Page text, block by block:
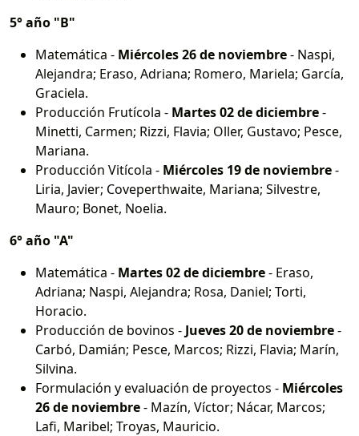
5° año "B"
Matemática - Miércoles 26 de noviembre- Naspi,
Alejandra; Eraso, Adriana; Romero, Mariela; García,
Graciela.
Producción Frutícola - Martes 02 de diciembre-
Minetti, Carmen; Rizzi, Flavia; Oller, Gustavo; Pesce,
Mariana.
Producción Vitícola - Miércoles 19 de noviembre-
Liria, Javier; Coveperthwaite, Mariana; Silvestre,
Mauro; Bonet, Noelia.
6° año "A"
Matemática - Martes 02 de diciembre- Eraso,
Adriana; Naspi, Alejandra; Rosa, Daniel; Torti,
Horacio.
Producción de bovinos - Jueves 20 de noviembre-
Carbó, Damián; Pesce, Marcos; Rizzi, Flavia; Marín,
Silvina.
Formulación y evaluación de proyectos - Miércoles
26 de noviembre- Mazín, Víctor; Nácar, Marcos;
Lafi, Maribel; Troyas, Mauricio.